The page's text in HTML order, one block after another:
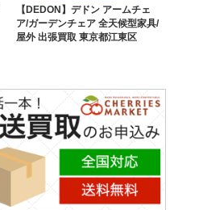
【DEDON】デドン アームチェ
ア/ガーデンチェア 全天候型家具/
屋外 出張買取 東京都江東区